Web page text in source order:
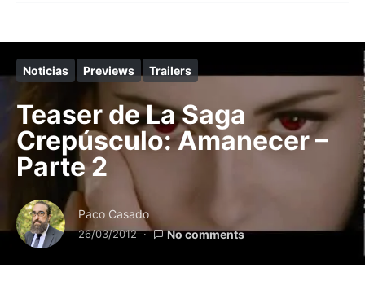
Noticias Previews Trailers
Teaser de La Saga
Crepúsculo: Amanecer –
Parte 2
Paco Casado
26/03/2012 No comments